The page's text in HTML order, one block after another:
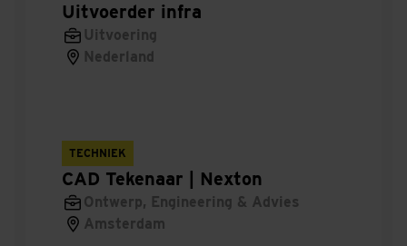
Hoofduitvoerder installatietechniek
Bouwplaatsmanager Stadshagen
Uitvoerder Stadshagen
Projectleider utiliteitsbouw & complexe
woningbouw
Uitvoerder infra
Uitvoering
Nederland
CAD Tekenaar | Nexton
Ontwerp, Engineering & Advies
Amsterdam
TECHNIEK